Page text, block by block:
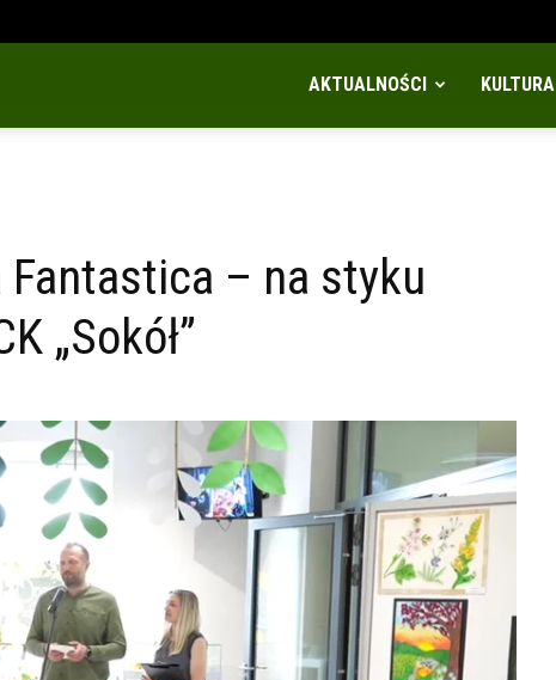
AKTUALNOŚCI KULTURA
Fantastica – na styku
„Sokół”